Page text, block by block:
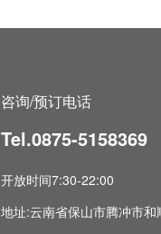
咨询/预订电话
Tel.0875-5158369
开放时间7:30-22:00
地址:云南省保山市腾冲市和